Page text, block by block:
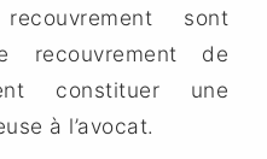
sont
recouvrement de
constituer une
à l’avocat.